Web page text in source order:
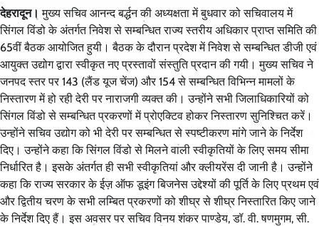
देहरादून। मुख्य सचिव आनन्द बर्द्धन की अध्यक्षता में बुधवार को सचिवालय में
सिंगल विंडो के अंतर्गत निवेश से सम्बन्धित राज्य स्तरीय अधिकार प्राप्त समिति की
65वीं बैठक आयोजित हुयी। बैठक के दौरान प्रदेश में निवेश से सम्बन्धित डीजी एवं
आयुक्त उद्योग द्वारा स्वीकृत नए प्रस्तावों संस्तुति प्रदान की गयी। मुख्य सचिव ने
जनपद स्तर पर 143 (लैंड यूज चेंज) और 154 से सम्बन्धित विभिन्न मामलों के
निस्तारण में हो रही देरी पर नाराजगी व्यक्त की। उन्होंने सभी जिलाधिकारियों को
सिंगल विंडो से सम्बन्धित प्रकरणों में प्रोएक्टिव होकर निस्तारण सुनिश्चित करें।
उन्होंने सचिव उद्योग को भी देरी पर सम्बन्धित से स्पष्टीकरण मांगे जाने के निर्देश
दिए। उन्होंने कहा कि सिंगल विंडो से मिलने वाली स्वीकृतियों के लिए समय सीमा
निर्धारित है। इसके अंतर्गत ही सभी स्वीकृतियां और क्लीयरेंस दी जानी है। उन्होंने
कहा कि राज्य सरकार के ईज़ ऑफ डूइंग बिजनेस उद्देश्यों की पूर्ति के लिए प्रथम एवं
और द्वितीय चरण के सभी लम्बित प्रकरणों को शीघ्र से शीघ्र निस्तारित किए जाने
के निर्देश दिए हैं। इस अवसर पर सचिव विनय शंकर पाण्डेय, डॉ. वी. षणमुगम, सी.